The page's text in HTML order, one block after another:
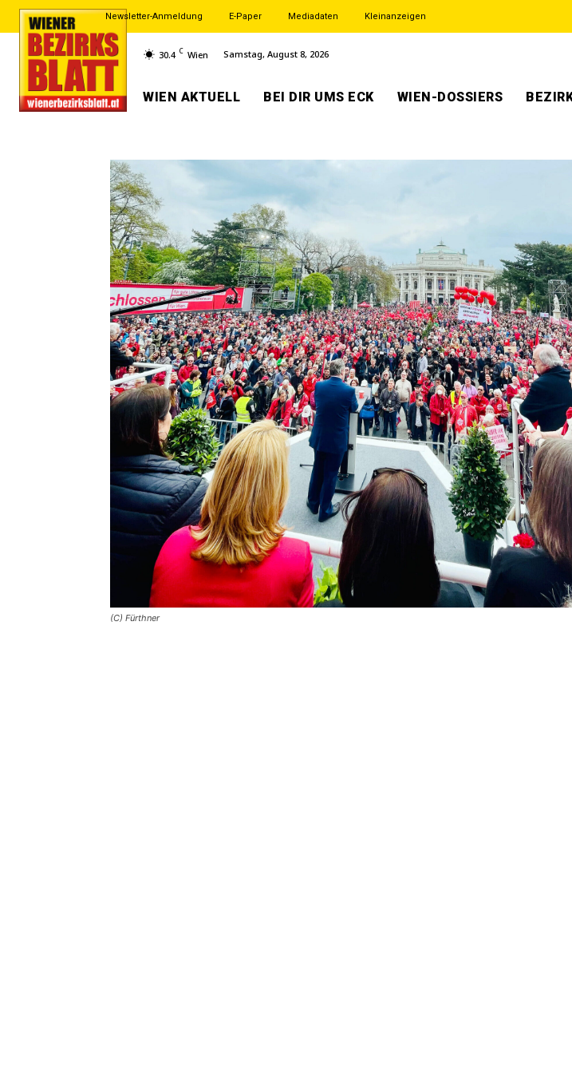
Newsletter-Anmeldung E-Paper Mediadaten Kleinanzeigen
30.4 C Wien Samstag, August 8, 2026
WIEN AKTUELL BEI DIR UMS ECK WIEN-DOSSIERS
(C) Fürthner